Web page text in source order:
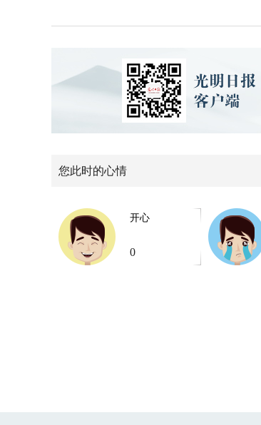
您此时的心情
开心
0